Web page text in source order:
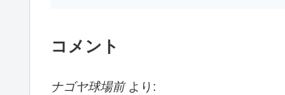
コメント
ナゴヤ球場前 より: